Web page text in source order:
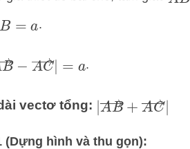
B=a .
B→ −AC →| =.
vectơ tổng: |AB→ +AC
(Dựng hình và thu gọn):